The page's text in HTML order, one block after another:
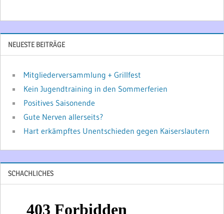
NEUESTE BEITRÄGE
Mitgliederversammlung + Grillfest
Kein Jugendtraining in den Sommerferien
Positives Saisonende
Gute Nerven allerseits?
Hart erkämpftes Unentschieden gegen Kaiserslautern
SCHACHLICHES